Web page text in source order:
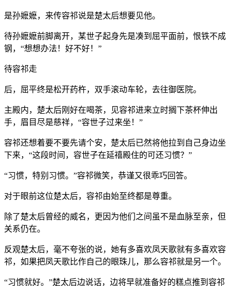
是孙嬷嬷，来传容祁说是楚太后想要见他。
待孙嬷嬷前脚离开，某世子起身先是凑到屈平面前，恨铁不成
钢，“想想办法！好不好！”
待容祁走
后，屈平终是松开药杵，双手滚动车轮，去往御医院。
主殿内，楚太后刚好在喝茶，见容祁进来立时搁下茶杯伸出
手，眉目尽是慈祥，“容世子过来坐！”
容祁还想着要不要先请个安，楚太后已然将他拉到自己身边坐
下来，“这段时间，容世子在延禧殿住的可还习惯？”
“习惯，特别习惯。”容祁微笑，恭谨又很乖巧回答。
对于眼前这位楚太后，容祁由始至终都是尊重。
除了楚太后曾经的威名，更因为他们之间虽不是血脉至亲，但
关系仍在。
反观楚太后，毫不夸张的说，她有多喜欢凤天歌就有多喜欢容
祁，如果把凤天歌比作自己的眼珠儿，那么容祁就是另一个。
“习惯就好。”楚太后边说话，边将早就准备好的糕点推到容祁